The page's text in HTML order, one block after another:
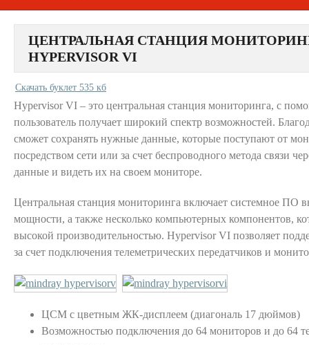
ЦЕНТРАЛЬНАЯ СТАНЦИЯ
HYPERVISOR VI
Скачать буклет 535 кб
Hypervisor VI – это центральная станция мониторинга, с
пользователь получает широкий спектр возможностей.
сможет сохранять нужные данные, которые поступают от
посредством сети или за счет беспроводного метода связи
данные и видеть их на своем мониторе.
Центральная станция мониторинга включает системное ПО
мощности, а также несколько компьютерных компонентов,
высокой производительностью. Hypervisor VI позволяет
за счет подключения телеметрических передатчиков и
ЦСМ с цветным ЖК-дисплеем (диагональ 17 дюймов)
Возможностью подключения до 64 мониторов и до 64